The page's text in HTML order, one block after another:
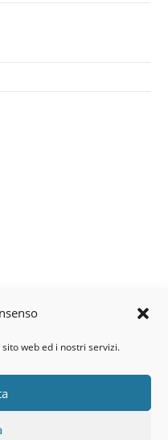
web ed i nostri servizi.
14 – 31030